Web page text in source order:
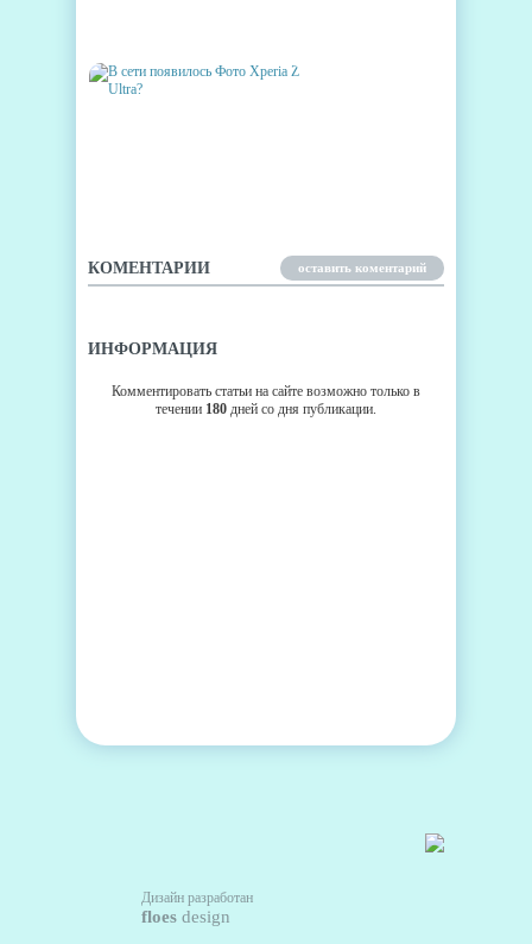
КОМЕНТАРИИ оставить коментарий
ИНФОРМАЦИЯ
Комментировать статьи на сайте возможно только в
течении 180 дней со дня публикации.
Дизайн разработан
floes design